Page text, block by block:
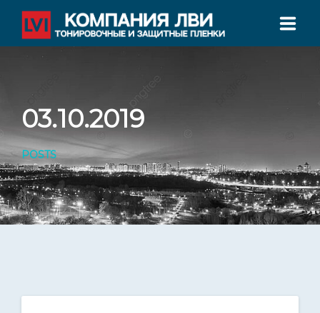
УСЛУГИ ТОНИРОВАНИЯ
СЕРТИФИКАТЫ
ФИЛИАЛЫ
03.10.2019
POSTS